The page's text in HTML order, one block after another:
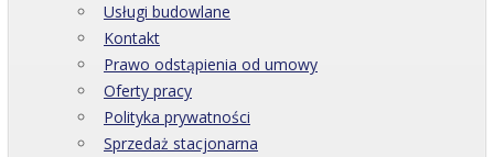
Usługi budowlane
Kontakt
Prawo odstąpienia od umowy
Oferty pracy
Polityka prywatności
Sprzedaż stacjonarna